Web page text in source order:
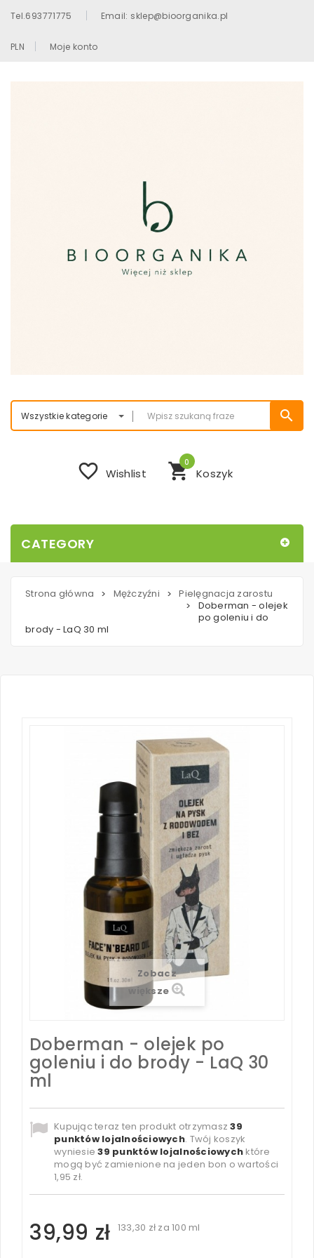
Tel.693771775 Email: sklep@bioorganika.pl
PLN Moje konto
Wszystkie kategorie search
shopping_cart Koszyk
0
favorite_border Wishlist
CATEGORY
Strona główna > Mężczyźni > Pielęgnacja zarostu
>
Doberman - olejek
po goleniu i do
brody - LaQ 30 ml
Zobacz
większe
Doberman - olejek po
goleniu i do brody - LaQ 30
ml
Kupując teraz ten produkt otrzymasz39
punktów lojalnościowych. Twój koszyk
wyniesie39 punktów lojalnościowych które
mogą być zamienione na jeden bon o wartości
1,95 zł.
39,99 zł 133,30 zł za 100 ml